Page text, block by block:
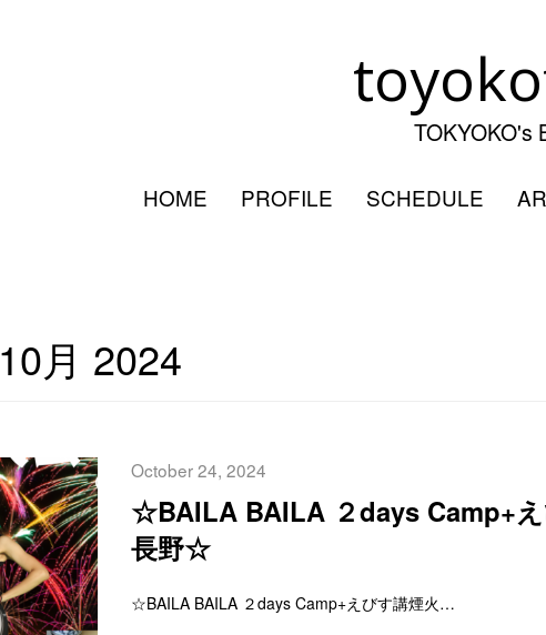
TOKYOKO's
HOME PROFILE SCHEDULE
10月 2024
October 24, 2024
☆BAILA BAILA ２days Camp+
長野☆
☆BAILA BAILA ２days Camp+えびす講煙火…